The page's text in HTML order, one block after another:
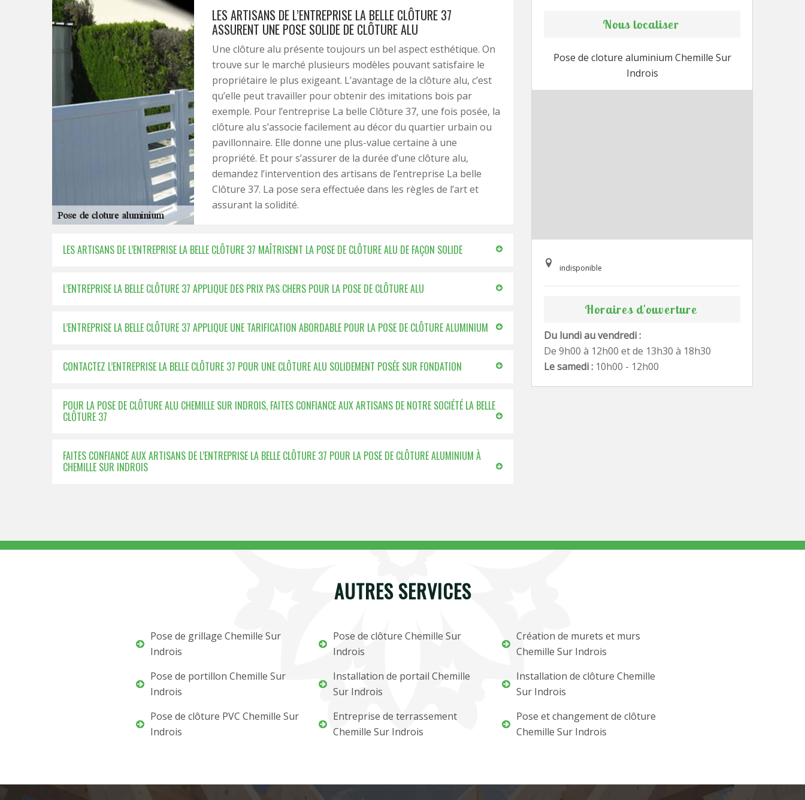
LES ARTISANS DE L’ENTREPRISE LA BELLE CLÔTURE 37
ASSURENT UNE POSE SOLIDE DE CLÔTURE ALU
Une clôture alu présente toujours un bel aspect esthétique. On
trouve sur le marché plusieurs modèles pouvant satisfaire le
propriétaire le plus exigeant. L’avantage de la clôture alu, c’est
qu’elle peut travailler pour obtenir des imitations bois par
exemple. Pour l’entreprise La belle Clôture 37, une fois posée, la
clôture alu s’associe facilement au décor du quartier urbain ou
pavillonnaire. Elle donne une plus-value certaine à une
propriété. Et pour s’assurer de la durée d’une clôture alu,
demandez l’intervention des artisans de l’entreprise La belle
Clôture 37. La pose sera effectuée dans les règles de l’art et
assurant la solidité.
LES ARTISANS DE L’ENTREPRISE LA BELLE CLÔTURE 37 MAÎTRISENT LA POSE DE CLÔTURE ALU DE FAÇON SOLIDE
L’ENTREPRISE LA BELLE CLÔTURE 37 APPLIQUE DES PRIX PAS CHERS POUR LA POSE DE CLÔTURE ALU
L’ENTREPRISE LA BELLE CLÔTURE 37 APPLIQUE UNE TARIFICATION ABORDABLE POUR LA POSE DE CLÔTURE ALUMINIUM
CONTACTEZ L’ENTREPRISE LA BELLE CLÔTURE 37 POUR UNE CLÔTURE ALU SOLIDEMENT POSÉE SUR FONDATION
POUR LA POSE DE CLÔTURE ALU CHEMILLE SUR INDROIS, FAITES CONFIANCE AUX ARTISANS DE NOTRE SOCIÉTÉ LA BELLE
CLÔTURE 37
FAITES CONFIANCE AUX ARTISANS DE L’ENTREPRISE LA BELLE CLÔTURE 37 POUR LA POSE DE CLÔTURE ALUMINIUM À
CHEMILLE SUR INDROIS
Nous localiser
Pose de cloture aluminium Chemille Sur
Indrois
indisponible
Horaires d'ouverture
Du lundi au vendredi :
De 9h00 à 12h00 et de 13h30 à 18h30
Le samedi : 10h00 - 12h00
AUTRES SERVICES
Pose de grillage Chemille Sur
Indrois
Pose de portillon Chemille Sur
Indrois
Pose de clôture PVC Chemille Sur
Indrois
Pose de clôture Chemille Sur
Indrois
Installation de portail Chemille
Sur Indrois
Entreprise de terrassement
Chemille Sur Indrois
Création de murets et murs
Chemille Sur Indrois
Installation de clôture Chemille
Sur Indrois
Pose et changement de clôture
Chemille Sur Indrois